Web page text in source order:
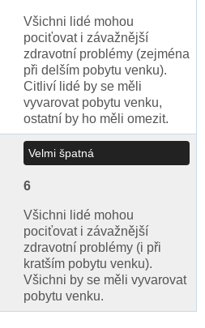
Všichni lidé mohou
pociťovat i závažnější
zdravotní problémy (zejména
při delším pobytu venku).
Citliví lidé by se měli
vyvarovat pobytu venku,
ostatní by ho měli omezit.
Velmi špatná
6
Všichni lidé mohou
pociťovat i závažnější
zdravotní problémy (i při
kratším pobytu venku).
Všichni by se měli vyvarovat
pobytu venku.